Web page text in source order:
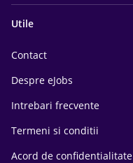
Utile
Contact
Despre eJobs
Intrebari frecvente
Termeni si conditii
Acord de confidentialitate